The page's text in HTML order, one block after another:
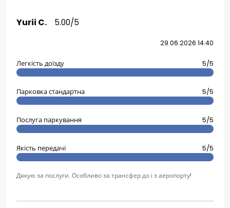
Yurii C. 5.00/5
29.06.2026 14:40
Легкість доїзду 5/5
Парковка стандартна 5/5
Послуга паркування 5/5
Якість передачі 5/5
Дякую за послуги. Особливо за трансфер до і з аеропорту!